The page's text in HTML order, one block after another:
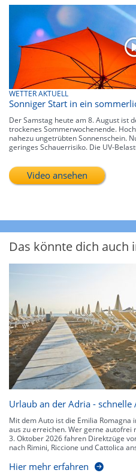
WETTER AKTUELL
Sonniger Start in ein
Der Samstag heute am 8. August ist
trockenes Sommerwochenende.
nahezu ungetrübten Sonnenschein.
geringes Schauerrisiko. Die UV-
Video ansehen
Das könnte dich auch
Urlaub an der Adria -
Mit dem Auto ist die Emilia Romagna
aus zu erreichen. Wer gerne autofrei
3. Oktober 2026 fahren Direktzüge
nach Rimini, Riccione und Cattolica
Hier mehr erfahren